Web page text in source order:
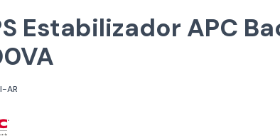
Estabilizador APC
AR